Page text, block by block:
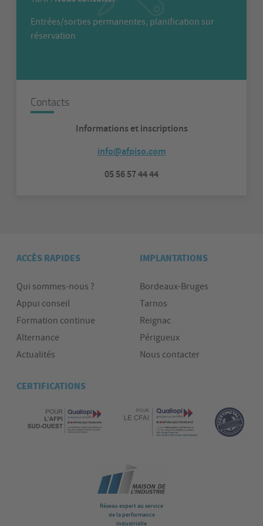
Entrées/sorties permanentes, planification sur
réservation
Contacts
Informations et inscriptions
info@afpiso.com
05 56 57 44 44
ACCÈS RAPIDES
Qui sommes-nous ?
Appui conseil
Formation continue
Alternance
Actualités
IMPLANTATIONS
Bordeaux-Bruges
Tarnos
Reignac
Périgueux
Nous contacter
CERTIFICATIONS
Réseau expert au service
de la performance
industrielle